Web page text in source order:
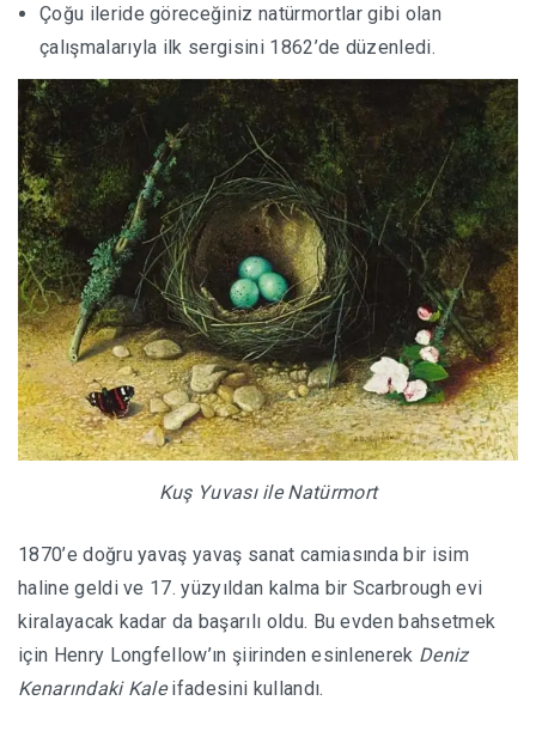
Çoğu ileride göreceğiniz natürmortlar gibi olan
çalışmalarıyla ilk sergisini 1862’de düzenledi.
Kuş Yuvası ile Natürmort
1870’e doğru yavaş yavaş sanat camiasında bir isim
haline geldi ve 17. yüzyıldan kalma bir Scarbrough evi
kiralayacak kadar da başarılı oldu. Bu evden bahsetmek
için Henry Longfellow’ın şiirinden esinlenerek Deniz
Kenarındaki Kaleifadesini kullandı.